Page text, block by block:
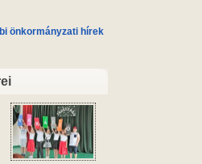
önkormányzati hírek